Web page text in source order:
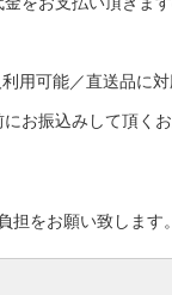
用可能／直送品に対
お振込みして頂くお
担をお願い致します